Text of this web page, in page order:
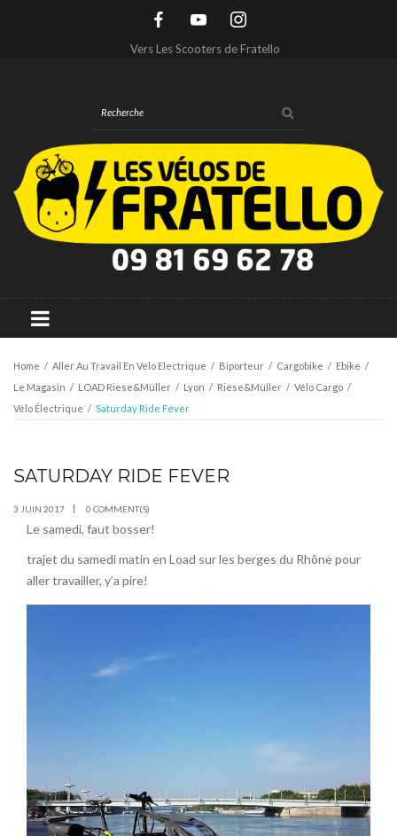
Vers Les Scooters de Fratello
Home / Aller Au Travail En Velo Electrique / Biporteur / Cargobike / Ebike /
Le Magasin / LOAD Riese&Müller / Lyon / Riese&Müller / Vélo Cargo /
Vélo Électrique / Saturday Ride Fever
JUIN
SATURDAY RIDE FEVER
3 JUIN 2017 0 COMMENT(S)
Le samedi, faut bosser!
trajet du samedi matin en Load sur les berges du Rhône pour
aller travailler, y’a pire!